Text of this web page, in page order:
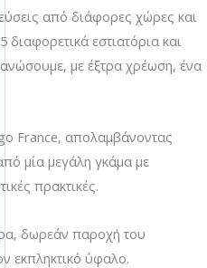
από διάφορες χώρες και
εστιατόρια και
με έξτρα χρέωση, ένα
France, απολαμβάνοντας
μία μεγάλη γκάμα με
πρακτικές.
δωρεάν παροχή του
εκπληκτικό ύφαλο.